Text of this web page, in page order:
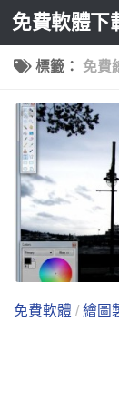
Skip to
免費軟體下
標籤： 免費
免費軟體 / 繪圖